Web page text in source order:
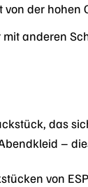
von der
anderen
das
–
von